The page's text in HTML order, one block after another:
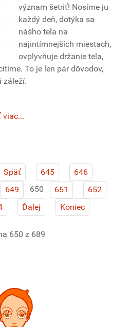
význam šetriť! Nosíme ju
každý deň, dotýka sa
nášho tela na
najintímnejších miestach,
ovplyvňuje držanie tela,
To je len pár dôvodov,
záleží.
viac...
Späť 645
646
649 650 651
652
Ďalej Koniec
650 z 689